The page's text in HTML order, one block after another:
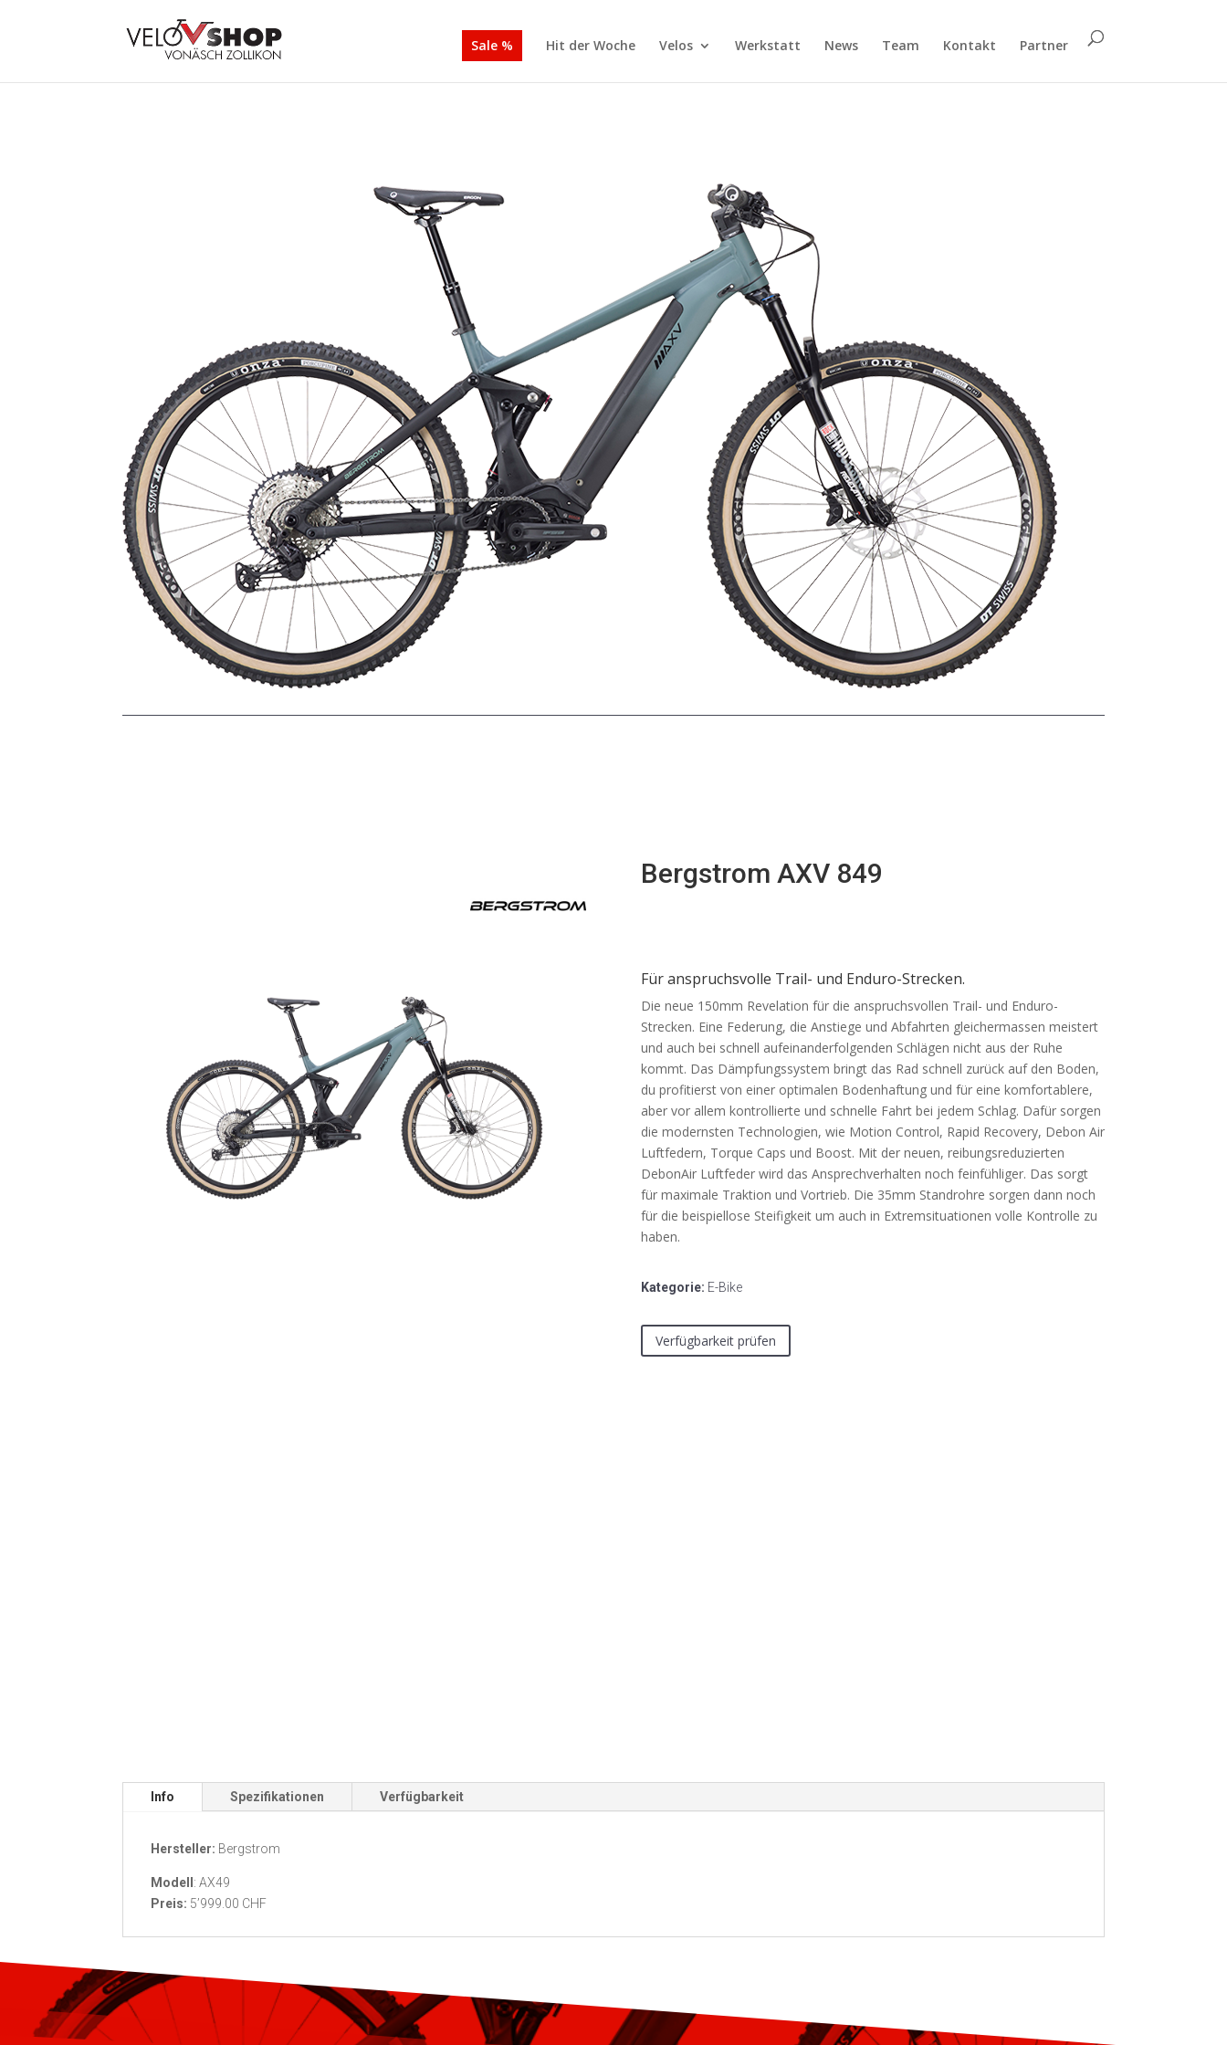
Sale % Hit der Woche Velos Werkstatt News Team Kontakt Partner
Bergstrom AXV 849
Für anspruchsvolle Trail- und Enduro-Strecken.
Die neue 150mm Revelation für die anspruchsvollen Trail- und Enduro-
Strecken. Eine Federung, die Anstiege und Abfahrten gleichermassen meistert
und auch bei schnell aufeinanderfolgenden Schlägen nicht aus der Ruhe
kommt. Das Dämpfungssystem bringt das Rad schnell zurück auf den Boden,
du profitierst von einer optimalen Bodenhaftung und für eine komfortablere,
aber vor allem kontrollierte und schnelle Fahrt bei jedem Schlag. Dafür sorgen
die modernsten Technologien, wie Motion Control, Rapid Recovery, Debon Air
Luftfedern, Torque Caps und Boost. Mit der neuen, reibungsreduzierten
DebonAir Luftfeder wird das Ansprechverhalten noch feinfühliger. Das sorgt
für maximale Traktion und Vortrieb. Die 35mm Standrohre sorgen dann noch
für die beispiellose Steifigkeit um auch in Extremsituationen volle Kontrolle zu
haben.
Kategorie: E-Bike
Verfügbarkeit prüfen
Info Spezifikationen Verfügbarkeit
Hersteller: Bergstrom
Modell : AX49
Preis: 5’999.00 CHF